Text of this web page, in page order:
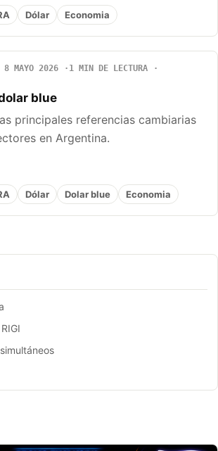
Dólar Economia
8 MAYO 2026
1 MIN DE LECTURA
blue
principales referencias cambiarias
en Argentina.
Dólar Dolar blue Economia